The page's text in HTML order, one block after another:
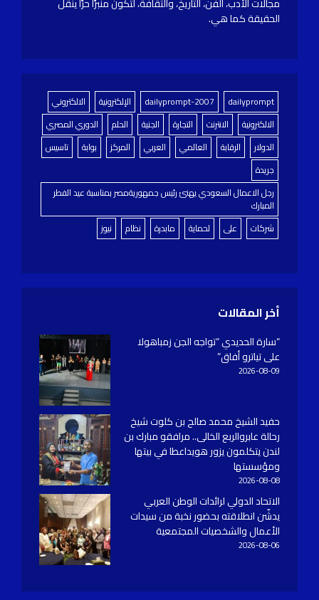
الحقيقة كما هي.
dailyprompt
dailyprompt-2007 الإلكترونية
الالكتروني
الالكترونية
الانترنت التجارة الجنية الحلم
الدوري المصري
الدولار
الرقابة العالمي العربي المركز بوابة
تاسيس
جريدة
رجل الاعمال السعودي يهنئ رئيس جمهوريةمصر بمناسبة عيد الفطر
المبارك
شركات
على لحماية مابدرة نظام نيوز
أخر المقالات
“سارة الحديدي “تواجه الجن زمباهولا
على تياترو أفاق”
2026-08-09
حفيد الشيخ محمد صالح بن كلوت شيخ
رحالة عابروالربع الخالى.. مرافقو مبارك بن
لندن يتكلمون يزور هويداعطا في بيتها
ومؤسستها
2026-08-08
الاتحاد الدولي لرائدات الوطن العربي
يدشّن انطلاقته بحضور نخبة من سيدات
الأعمال والشخصيات المجتمعية
2026-08-06